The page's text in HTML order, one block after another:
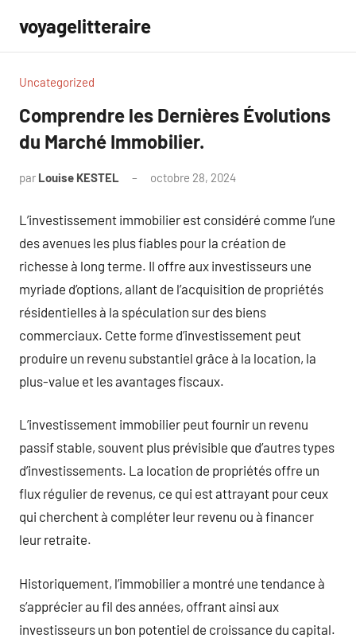
contenu
voyagelitteraire
Uncategorized
Comprendre les Dernières Évolutions
du Marché Immobilier.
par Louise KESTEL octobre 28, 2024
L’investissement immobilier est considéré comme l’une
des avenues les plus fiables pour la création de
richesse à long terme. Il offre aux investisseurs une
myriade d’options, allant de l’acquisition de propriétés
résidentielles à la spéculation sur des biens
commerciaux. Cette forme d’investissement peut
produire un revenu substantiel grâce à la location, la
plus-value et les avantages fiscaux.
L’investissement immobilier peut fournir un revenu
passif stable, souvent plus prévisible que d’autres types
d’investissements. La location de propriétés offre un
flux régulier de revenus, ce qui est attrayant pour ceux
qui cherchent à compléter leur revenu ou à financer
leur retraite.
Historiquement, l’immobilier a montré une tendance à
s’apprécier au fil des années, offrant ainsi aux
investisseurs un bon potentiel de croissance du capital.